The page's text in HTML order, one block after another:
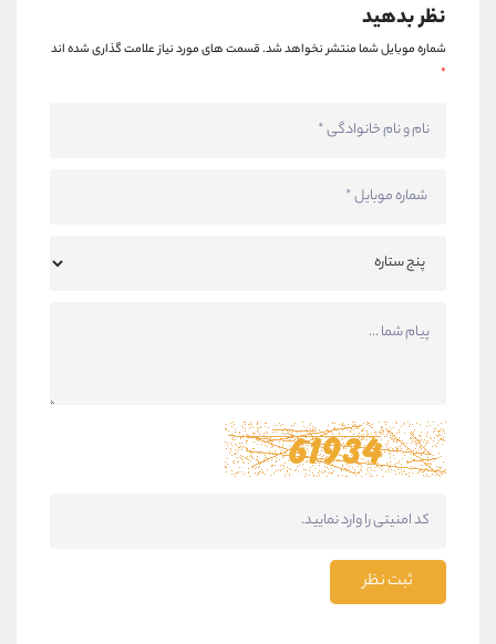
نظر بدهید
شماره موبایل شما منتشر نخواهد شد.قسمت های مورد نیاز علامت گذاری شده اند
*
ثبت نظر